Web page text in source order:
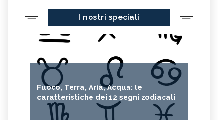
I nostri speciali
Fuoco, Terra, Aria, Acqua: le
caratteristiche dei 12 segni zodiacali